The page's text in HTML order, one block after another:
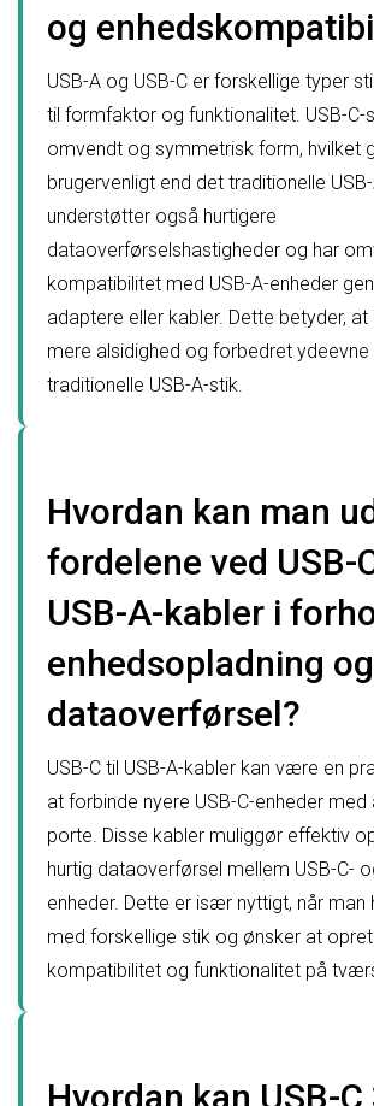
og
USB-A og USB-C er forskellige typer
til formfaktor og funktionalitet. USB-C-
omvendt og symmetrisk form, hvilket
brugervenligt end det traditionelle
understøtter også hurtigere
dataoverførselshastigheder og har
kompatibilitet med USB-A-enheder
adaptere eller kabler. Dette betyder, at
mere alsidighed og forbedret ydeevne
traditionelle USB-A-stik.
Hvordan kan man
fordelene ved USB-
USB-A-kabler i
enhedsopladning og
dataoverførsel?
USB-C til USB-A-kabler kan være en
at forbinde nyere USB-C-enheder
porte. Disse kabler muliggør effektiv
hurtig dataoverførsel mellem USB-C-
enheder. Dette er især nyttigt, når man
med forskellige stik og ønsker at
kompatibilitet og funktionalitet på
Hvordan kan USB-C